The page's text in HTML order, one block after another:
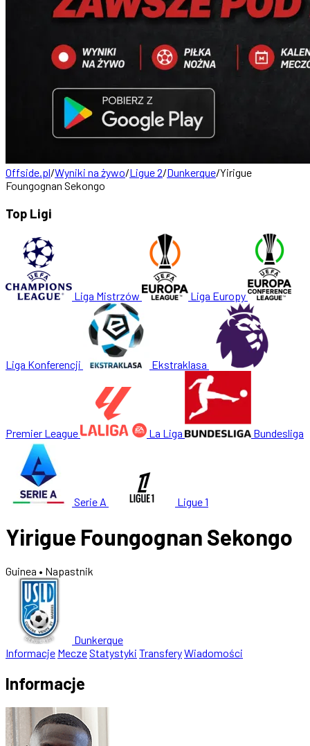
Offside.pl/Wyniki na żywo/Ligue 2/Dunkerque/Yirigue
Foungognan Sekongo
Top Ligi
Liga Mistrzów Liga Europy
Liga Konferencji Ekstraklasa
Premier League La Liga Bundesliga
Serie A Ligue 1
Yirigue Foungognan Sekongo
Guinea • Napastnik
Dunkerque
Informacje MeczeStatystyki TransferyWiadomości
Informacje